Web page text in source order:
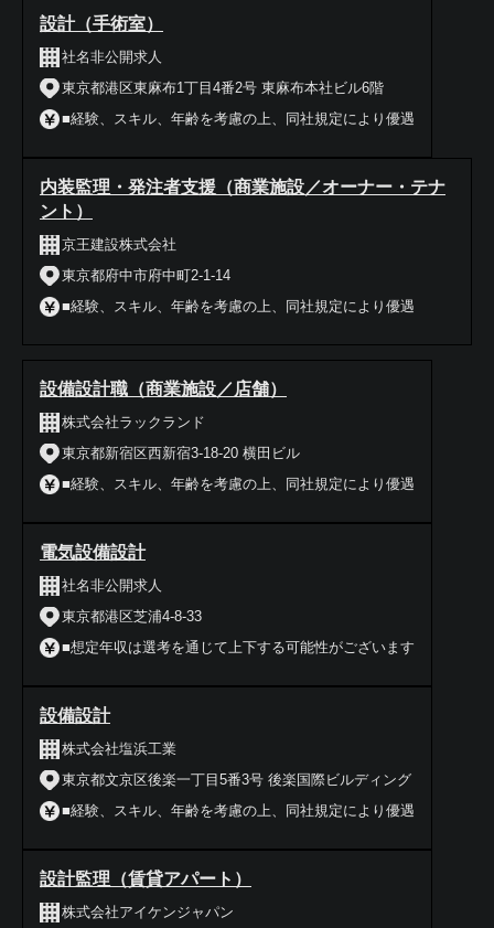
設計（手術室）
社名非公開求人
東京都港区東麻布1丁目4番2号 東麻布本社ビル6階
■経験、スキル、年齢を考慮の上、同社規定により優遇
内装監理・発注者支援（商業施設／オーナー・テナ
ント）
京王建設株式会社
東京都府中市府中町2-1-14
■経験、スキル、年齢を考慮の上、同社規定により優遇
設備設計職（商業施設／店舗）
株式会社ラックランド
東京都新宿区西新宿3-18-20 横田ビル
■経験、スキル、年齢を考慮の上、同社規定により優遇
電気設備設計
社名非公開求人
東京都港区芝浦4-8-33
■想定年収は選考を通じて上下する可能性がございます
設備設計
株式会社塩浜工業
東京都文京区後楽一丁目5番3号 後楽国際ビルディング
■経験、スキル、年齢を考慮の上、同社規定により優遇
設計監理（賃貸アパート）
株式会社アイケンジャパン